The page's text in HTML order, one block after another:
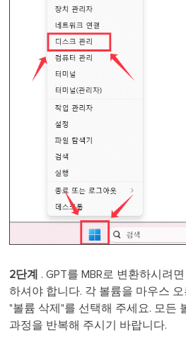
2단계
. GPT를 MBR로 변환하시려
하셔야 합니다. 각 볼륨을 마우스
"볼륨 삭제"를 선택해 주세요. 모든
과정을 반복해 주시기 바랍니다.